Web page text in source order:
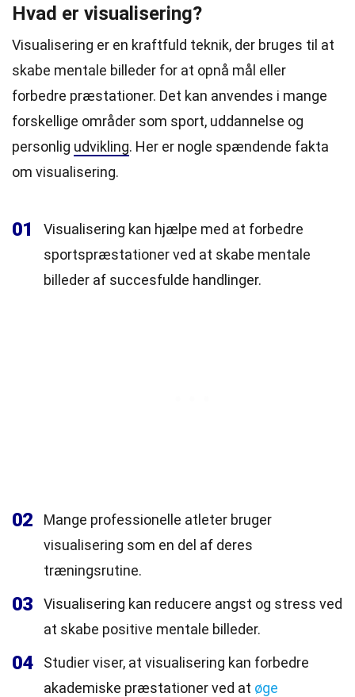
Hvad er visualisering?
Visualisering er en kraftfuld teknik, der bruges til at
skabe mentale billeder for at opnå mål eller
forbedre præstationer. Det kan anvendes i mange
forskellige områder som sport, uddannelse og
personlig udvikling. Her er nogle spændende fakta
om visualisering.
01
Visualisering kan hjælpe med at forbedre
sportspræstationer ved at skabe mentale
billeder af succesfulde handlinger.
02
Mange professionelle atleter bruger
visualisering som en del af deres
træningsrutine.
03
Visualisering kan reducere angst og stress ved
at skabe positive mentale billeder.
04
Studier viser, at visualisering kan forbedre
akademiske præstationer ved at øge